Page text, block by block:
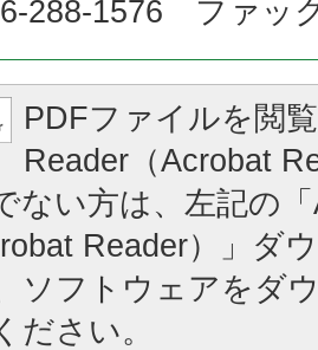
288-1576 ファッ
PDFファイルを閲
Reader（Acrobat
ない方は、左記の
Reader）」ダ
ソフトウェアをダ
ださい。